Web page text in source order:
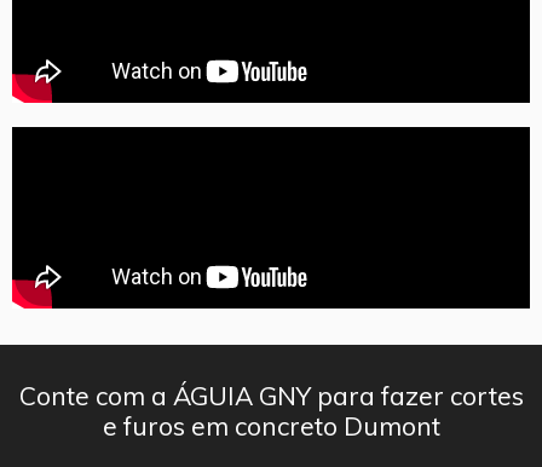
Conte com a ÁGUIA GNY para fazer cortes
e furos em concreto Dumont